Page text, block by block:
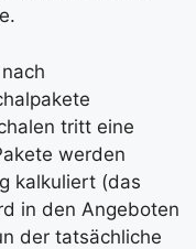
tritt eine
werden
kalkuliert (das
in den Angeboten
der tatsächliche